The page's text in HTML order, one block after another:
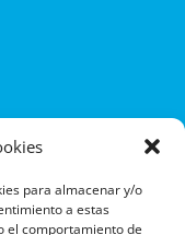
para almacenar y/o
a estas
el comportamiento de